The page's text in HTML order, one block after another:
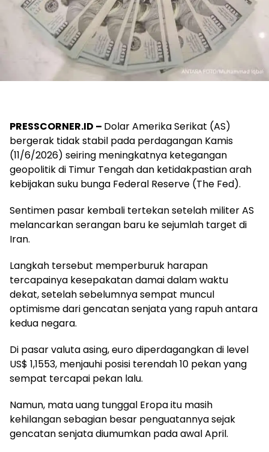
PRESSCORNER.ID – Dolar Amerika Serikat (AS)
bergerak tidak stabil pada perdagangan Kamis
(11/6/2026) seiring meningkatnya ketegangan
geopolitik di Timur Tengah dan ketidakpastian arah
kebijakan suku bunga Federal Reserve (The Fed).
Sentimen pasar kembali tertekan setelah militer AS
melancarkan serangan baru ke sejumlah target di
Iran.
Langkah tersebut memperburuk harapan
tercapainya kesepakatan damai dalam waktu
dekat, setelah sebelumnya sempat muncul
optimisme dari gencatan senjata yang rapuh antara
kedua negara.
Di pasar valuta asing, euro diperdagangkan di level
US$ 1,1553, menjauhi posisi terendah 10 pekan yang
sempat tercapai pekan lalu.
Namun, mata uang tunggal Eropa itu masih
kehilangan sebagian besar penguatannya sejak
gencatan senjata diumumkan pada awal April.